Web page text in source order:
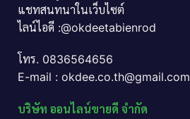
แชทสนทนาในเว็บไซต์
ไลน์ไอดี :@okdeetabienrod
โทร. 0836564656
E-mail : okdee.co.th@gmail.com
บริษัท ออนไลน์ขายดี จำกัด